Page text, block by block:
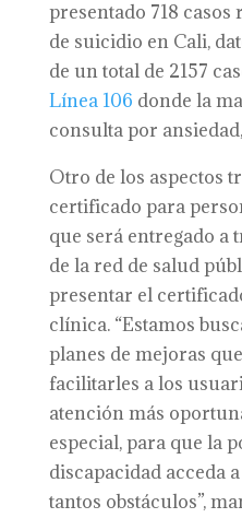
presentado 718
de suicidio en Cali,
de un total de 2157
Línea 106 donde la
consulta por
Otro de los aspectos
certificado para
que será entregado a
de la red de salud
presentar el
clínica. “Estamos
planes de mejoras
facilitarles a los
atención más
especial, para que la
discapacidad acceda
tantos obstáculos”,